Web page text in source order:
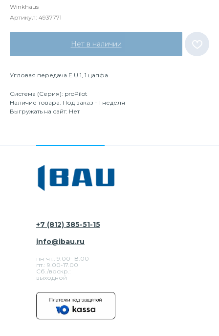
Winkhaus
Артикул: 4937771
Нет в наличии
Угловая передача E.U.1, 1 цапфа
Система (Серия): proPilot
Наличие товара: Под заказ - 1 неделя
Выгружать на сайт: Нет
+7 (812) 385-51-15
пн-чт.: 9:00-18:00
пт.: 9.00-17.00
Сб./воскр.:
выходной
info@ibau.ru